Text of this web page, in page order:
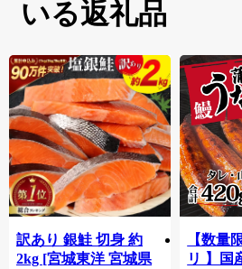
いる返礼品
訳あり 銀鮭 切身 約
2kg [宮城東洋 宮城県
【数量
リ 】国